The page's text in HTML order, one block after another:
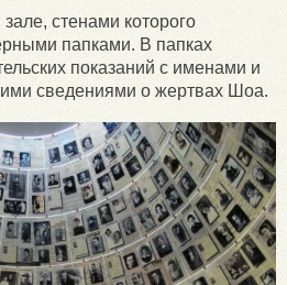
стенами которого
папками. В папках
показаний с именами и
сведениями о жертвах Шоа.